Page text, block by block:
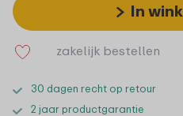
In
zakelijk bestellen
30 dagen recht op retour
2 jaar productgarantie